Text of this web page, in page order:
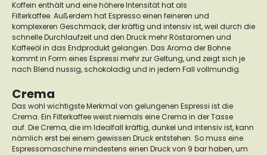
Koffein enthält und eine höhere Intensität hat als
Filterkaffee. Außerdem hat Espresso einen feineren und
komplexeren Geschmack, der kräftig und intensiv ist, weil durch die
schnelle Durchlaufzeit und den Druck mehr Röstaromen und
Kaffeeöl in das Endprodukt gelangen. Das Aroma der Bohne
kommt in Form eines Espressi mehr zur Geltung, und zeigt sich je
nach Blend nussig, schokoladig und in jedem Fall vollmundig.
Crema
Das wohl wichtigste Merkmal von gelungenen Espressi ist die
Crema. Ein Filterkaffee weist niemals eine Crema in der Tasse
auf. Die Crema, die im Idealfall kräftig, dunkel und intensiv ist, kann
nämlich erst bei einem gewissen Druck entstehen. So muss eine
Espressomaschine mindestens einen Druck von 9 bar haben, um